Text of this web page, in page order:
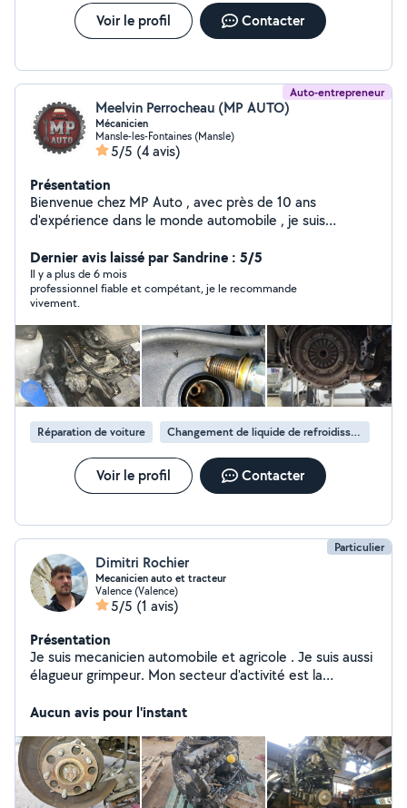
Voir le profil Contacter
Auto-entrepreneur
Meelvin Perrocheau (MP AUTO)
Mécanicien
Mansle-les-Fontaines (Mansle)
5/5 (4 avis)
Présentation
Bienvenue chez MP Auto , avec près de 10 ans
d'expérience dans le monde automobile , je suis
ambulant je me déplace à votre domicile, sur votre lieu
de travail et encore , sur le secteur Charente et
alentours. N'hésitez pas à me contacter par téléphone
Dernier avis laissé par Sandrine : 5/5
Il y a plus de 6 mois
professionnel fiable et compétant, je le recommande
vivement.
Réparation de voiture Changement de liquide de refroidissement
Voir le profil Contacter
Particulier
Dimitri Rochier
Mecanicien auto et tracteur
Valence (Valence)
5/5 (1 avis)
Présentation
Je suis mecanicien automobile et agricole . Je suis aussi
élagueur grimpeur. Mon secteur d'activité est la
Aucun avis pour l'instant